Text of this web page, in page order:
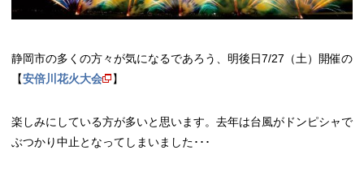
静岡市の多くの方々が気になるであろう、明後日7/27（土）開催の
【安倍川花火大会 】
楽しみにしている方が多いと思います。去年は台風がドンピシャで
ぶつかり中止となってしまいました･･･